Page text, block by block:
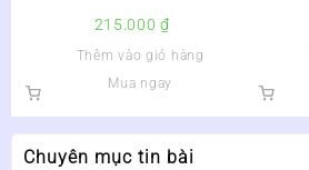
Chuyên mục tin bài
215.000₫
Thêm vào giỏ hàng
Mua ngay